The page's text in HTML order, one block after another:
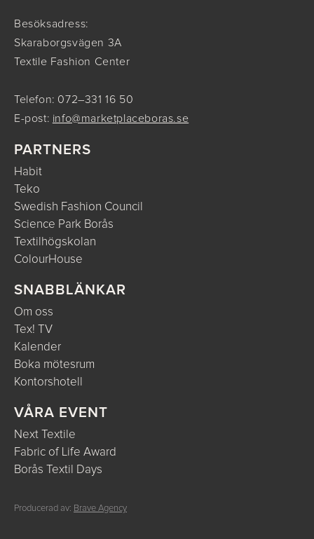
Besöksadress:
Skaraborgsvägen 3A
Textile Fashion Center
Telefon: 072–331 16 50
E-post: info@marketplaceboras.se
PARTNERS
Habit
Teko
Swedish Fashion Council
Science Park Borås
Textilhögskolan
ColourHouse
SNABBLÄNKAR
Om oss
Tex! TV
Kalender
Boka mötesrum
Kontorshotell
VÅRA EVENT
Next Textile
Fabric of Life Award
Borås Textil Days
Producerad av: Brave Agency